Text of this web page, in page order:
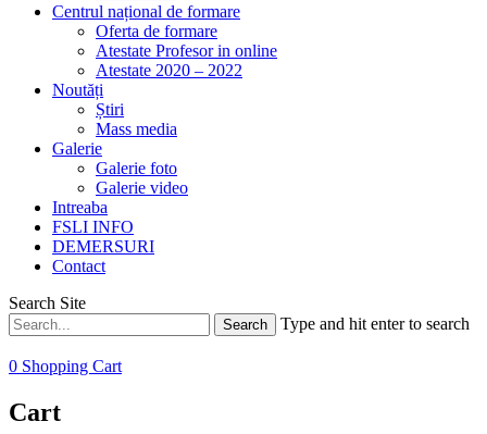
Centrul național de formare
Oferta de formare
Atestate Profesor in online
Atestate 2020 – 2022
Noutăți
Știri
Mass media
Galerie
Galerie foto
Galerie video
Intreaba
FSLI INFO
DEMERSURI
Contact
Search Site
Type and hit enter to search
0 Shopping Cart
Cart